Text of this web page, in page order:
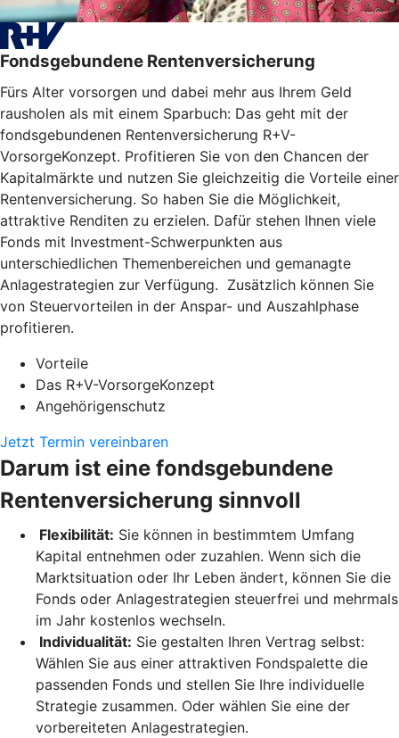
Fondsgebundene Rentenversicherung
Fürs Alter vorsorgen und dabei mehr aus Ihrem Geld
rausholen als mit einem Sparbuch: Das geht mit der
fondsgebundenen Rentenversicherung R+V-
VorsorgeKonzept. Profitieren Sie von den Chancen der
Kapitalmärkte und nutzen Sie gleichzeitig die Vorteile einer
Rentenversicherung. So haben Sie die Möglichkeit,
attraktive Renditen zu erzielen. Dafür stehen Ihnen viele
Fonds mit Investment-Schwerpunkten aus
unterschiedlichen Themenbereichen und gemanagte
Anlagestrategien zur Verfügung. Zusätzlich können Sie
von Steuervorteilen in der Anspar- und Auszahlphase
profitieren.
Vorteile
Das R+V-VorsorgeKonzept
Angehörigenschutz
Jetzt Termin vereinbaren
Darum ist eine fondsgebundene
Rentenversicherung sinnvoll
Flexibilität: Sie können in bestimmtem Umfang
Kapital entnehmen oder zuzahlen. Wenn sich die
Marktsituation oder Ihr Leben ändert, können Sie die
Fonds oder Anlagestrategien steuerfrei und mehrmals
im Jahr kostenlos wechseln.
Individualität: Sie gestalten Ihren Vertrag selbst:
Wählen Sie aus einer attraktiven Fondspalette die
passenden Fonds und stellen Sie Ihre individuelle
Strategie zusammen. Oder wählen Sie eine der
vorbereiteten Anlagestrategien.